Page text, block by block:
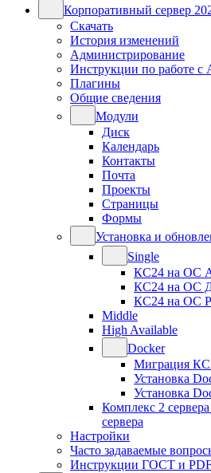
Корпоративный сервер
Скачать
История изменений
Администрирование
Инструкции по работе с
Плагины
Общие сведения
Модули
Диск
Календарь
Контакты
Почта
Проекты
Страницы
Формы
Установка и
Single
КС24 на ОС
КС24 на ОС
КС24 на ОС
Middle
High Available
Docker
Миграция
Установка
Установка
Комплекс 2
сервера
Настройки
Часто задаваемые
Инструкции ГОСТ и